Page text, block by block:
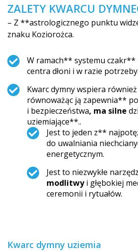
ZALETY KWARCU
– Z **astrologicznego punktu
znaku Koziorożca.
W ramach** systemu czakr**
centra dłoni i w razie potrzeby.
Kwarc dymny wspiera
równoważąc ją zapewnia**
i bezpieczeństwa, ma silne
uziemiające**..
Jest to jeden z**
do uwalniania
energetycznym.
Jest to niezwykłe
modlitwyi głębokiej
ceremonii i rytuałów.
Kwarc dymny uziemia